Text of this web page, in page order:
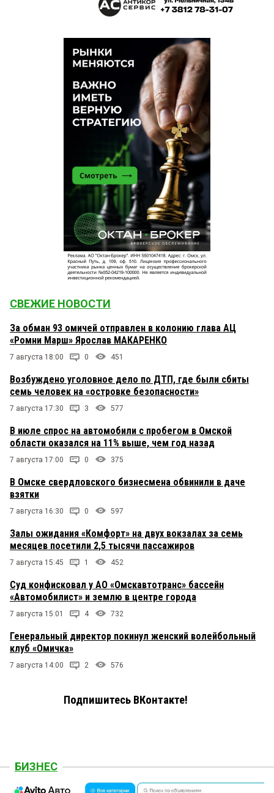
СВЕЖИЕ НОВОСТИ
За обман 93 омичей отправлен в колонию глава АЦ
«Ромни Марш» Ярослав МАКАРЕНКО
7 августа 18:00 0 451
Возбуждено уголовное дело по ДТП, где были сбиты
семь человек на «островке безопасности»
7 августа 17:30 3 577
В июле спрос на автомобили с пробегом в Омской
области оказался на 11% выше, чем год назад
7 августа 17:00 0 375
В Омске свердловского бизнесмена обвинили в даче
взятки
7 августа 16:30 0 597
Залы ожидания «Комфорт» на двух вокзалах за семь
месяцев посетили 2,5 тысячи пассажиров
7 августа 15:45 1 452
Суд конфисковал у АО «Омскавтотранс» бассейн
«Автомобилист» и землю в центре города
7 августа 15:01 4 732
Генеральный директор покинул женский волейбольный
клуб «Омичка»
7 августа 14:00 2 576
Подпишитесь ВКонтакте!
БИЗНЕС